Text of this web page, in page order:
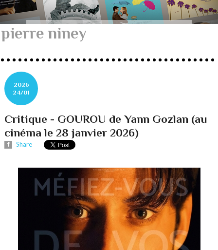
pierre niney
2026
24/01
Critique - GOUROU de Yann Gozlan (au
cinéma le 28 janvier 2026)
Share